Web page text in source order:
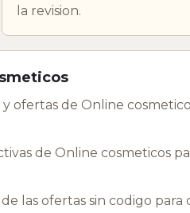
la revision.
ofertas de Online
de Online cosmeticos
las ofertas sin codigo